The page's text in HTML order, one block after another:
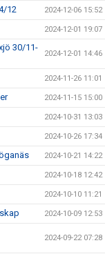
12 2024-12-06 15:52
2024-12-01 19:07
30/11-
2024-12-01 14:46
2024-11-26 11:01
2024-11-15 15:00
2024-10-31 13:03
2024-10-26 17:34
2024-10-21 14:22
2024-10-18 12:42
2024-10-10 11:21
2024-10-09 12:53
2024-09-22 07:28